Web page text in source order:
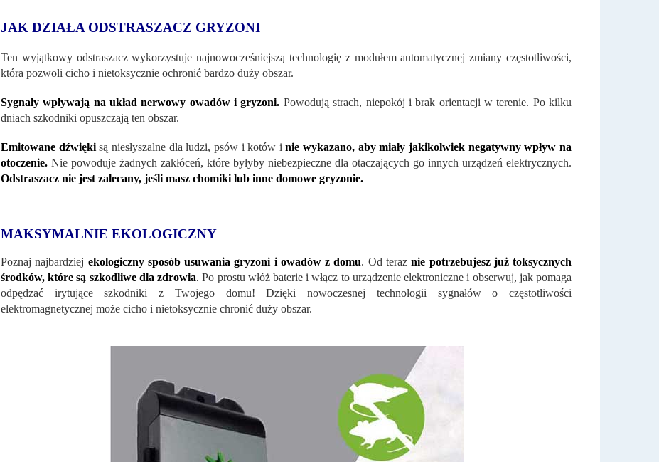
JAK DZIAŁA ODSTRASZACZ GRYZONI
Ten wyjątkowy odstraszacz wykorzystuje najnowocześniejszą technologię z modułem automatycznej zmiany częstotliwości,
która pozwoli cicho i nietoksycznie ochronić bardzo duży obszar.
Sygnały wpływają na układ nerwowy owadów i gryzoni. Powodują strach, niepokój i brak orientacji w terenie. Po kilku
dniach szkodniki opuszczają ten obszar.
Emitowane dźwiękisą niesłyszalne dla ludzi, psów i kotów inie wykazano, aby miały jakikolwiek negatywny wpływ na
otoczenie. Nie powoduje żadnych zakłóceń, które byłyby niebezpieczne dla otaczających go innych urządzeń elektrycznych.
Odstraszacz nie jest zalecany, jeśli masz chomiki lub inne domowe gryzonie.
MAKSYMALNIE EKOLOGICZNY
Poznaj najbardziej ekologiczny sposób usuwania gryzoni i owadów z domu. Od teraznie potrzebujesz już toksycznych
środków, które są szkodliwe dla zdrowia. Po prostu włóż baterie i włącz to urządzenie elektroniczne i obserwuj, jak pomaga
odpędzać irytujące szkodniki z Twojego domu! Dzięki nowoczesnej technologii sygnałów o częstotliwości
elektromagnetycznej może cicho i nietoksycznie chronić duży obszar.